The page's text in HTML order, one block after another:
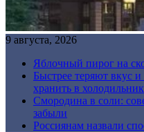
9 августа, 2026
Яблочный пирог на
Быстрее теряют вкус
хранить в
Смородина в соли:
забыли
Россиянам назвали